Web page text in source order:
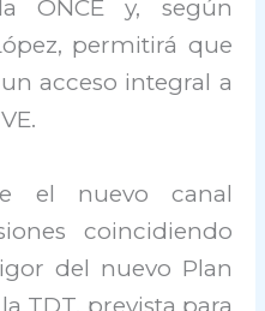
ONCE y, según
permitirá que
acceso integral a
el nuevo canal
coincidiendo
del nuevo Plan
TDT, prevista para